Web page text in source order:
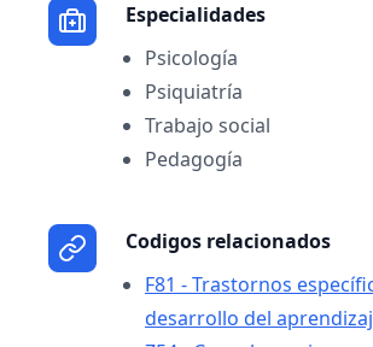
Especialidades
Psicología
Psiquiatría
Trabajo social
Pedagogía
Codigos relacionados
F81 - Trastornos
desarrollo del